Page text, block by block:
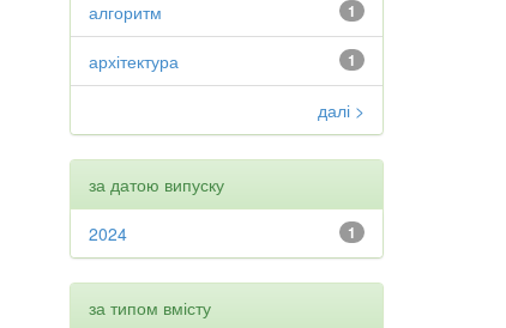
1
алгоритм
1
архітектура
далі >
за датою випуску
1
2024
за типом вмісту